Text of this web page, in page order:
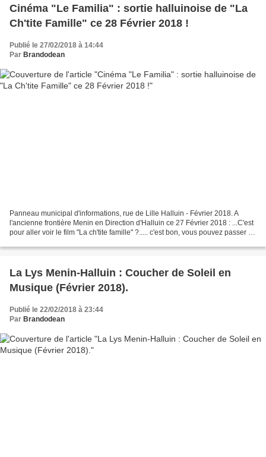
Cinéma "Le Familia" : sortie halluinoise de "La
Ch'tite Famille" ce 28 Février 2018 !
Publié le 27/02/2018 à 14:44
Par Brandodean
Panneau municipal d'informations, rue de Lille Halluin - Février 2018. A
l'ancienne frontière Menin en Direction d'Halluin ce 27 Février 2018 : ...C'est
pour aller voir le film "La ch'tite famille" ?..... c'est bon, vous pouvez passer !
La Lys Menin-Halluin : Coucher de Soleil en
Musique (Février 2018).
Publié le 22/02/2018 à 23:44
Par Brandodean